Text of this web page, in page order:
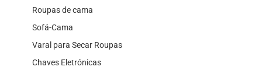
Roupas de cama
Sofá-Cama
Varal para Secar Roupas
Chaves Eletrónicas